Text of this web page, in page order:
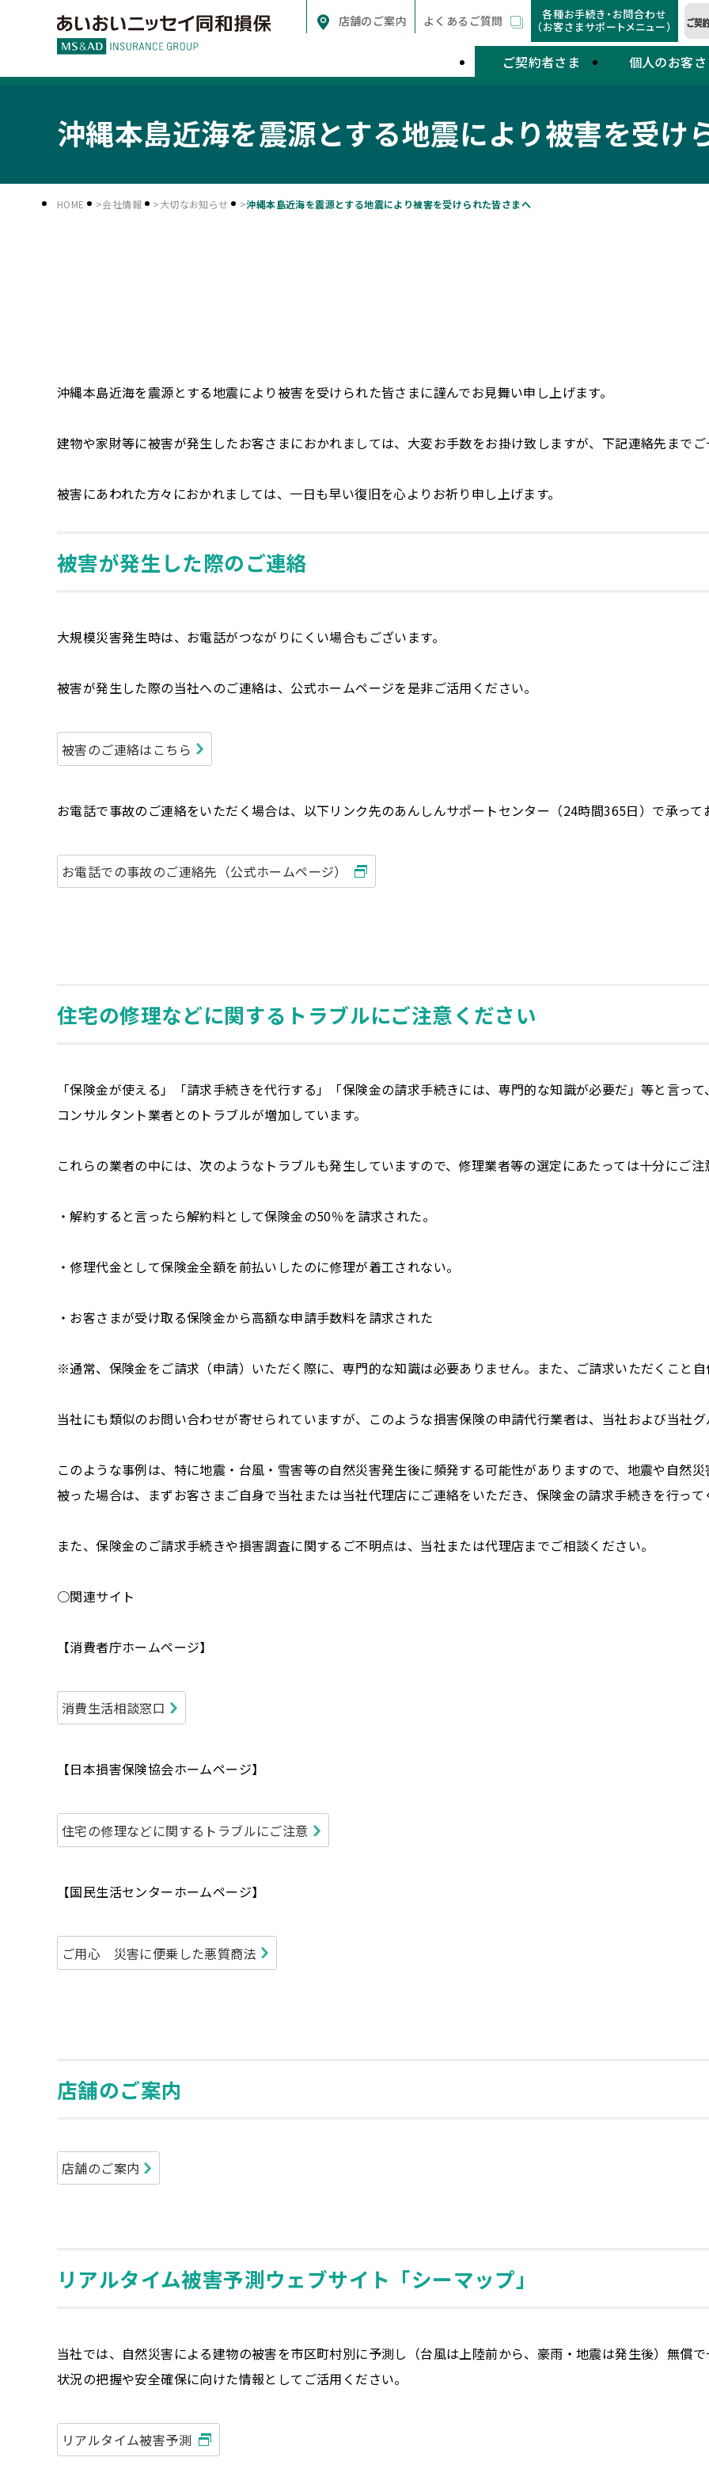
店舗のご案内 よくあるご質問
各種お手続き・お問合わせ
（お客さまサポートメニュー）
ご契約者さま 個人のお客さ
沖縄本島近海を震源とする地震により被害を受け
HOME 会社情報 大切なお知らせ 沖縄本島近海を震源とする地震により被害を受けられた皆さまへ
沖縄本島近海を震源とする地震により被害を受けられた皆さまに謹んでお見舞い申し上げます。
建物や家財等に被害が発生したお客さまにおかれましては、大変お手数をお掛け致しますが、下記連絡先までご
被害にあわれた方々におかれましては、一日も早い復旧を心よりお祈り申し上げます。
被害が発生した際のご連絡
大規模災害発生時は、お電話がつながりにくい場合もございます。
被害が発生した際の当社へのご連絡は、公式ホームページを是非ご活用ください。
被害のご連絡はこちら
お電話で事故のご連絡をいただく場合は、以下リンク先のあんしんサポートセンター（24時間365日）で承って
お電話での事故のご連絡先（公式ホームページ）
住宅の修理などに関するトラブルにご注意ください
「保険金が使える」「請求手続きを代行する」「保険金の請求手続きには、専門的な知識が必要だ」等と言っ
コンサルタント業者とのトラブルが増加しています。
これらの業者の中には、次のようなトラブルも発生していますので、修理業者等の選定にあたっては十分にご注
・解約すると言ったら解約料として保険金の50％を請求された。
・修理代金として保険金全額を前払いしたのに修理が着工されない。
・お客さまが受け取る保険金から高額な申請手数料を請求された
※通常、保険金をご請求（申請）いただく際に、専門的な知識は必要ありません。また、ご請求いただくこと自
当社にも類似のお問い合わせが寄せられていますが、このような損害保険の申請代行業者は、当社および当社グ
このような事例は、特に地震・台風・雪害等の自然災害発生後に頻発する可能性がありますので、地震や自然
被った場合は、まずお客さまご自身で当社または当社代理店にご連絡をいただき、保険金の請求手続きを行って
また、保険金のご請求手続きや損害調査に関するご不明点は、当社または代理店までご相談ください。
○関連サイト
【消費者庁ホームページ】
消費生活相談窓口
【日本損害保険協会ホームページ】
住宅の修理などに関するトラブルにご注意
【国民生活センターホームページ】
ご用心 災害に便乗した悪質商法
店舗のご案内
店舗のご案内
リアルタイム被害予測ウェブサイト「シーマップ」
当社では、自然災害による建物の被害を市区町村別に予測し（台風は上陸前から、豪雨・地震は発生後）無償
状況の把握や安全確保に向けた情報としてご活用ください。
リアルタイム被害予測